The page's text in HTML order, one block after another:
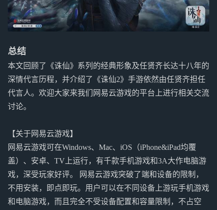
总结
本文回顾了《诛仙》系列的经典形象及任贤齐长达十八年的
深情代言历程，并介绍了《诛仙2》手游依然由任贤齐担任
代言人。欢迎大家来我们网易云游戏的平台上进行相关交流
讨论。
【关于网易云游戏】
网易云游戏可在Windows、Mac、iOS（iPhone&iPad均覆
盖）、安卓、TV上运行，有千款手机游戏和3A大作电脑游
戏，深受玩家好评。 网易云游戏突破了端和设备的限制，
不用安装，即点即玩。用户可以在不同设备上游玩手机游戏
和电脑游戏，而且完全不受设备配置和容量限制，不占空